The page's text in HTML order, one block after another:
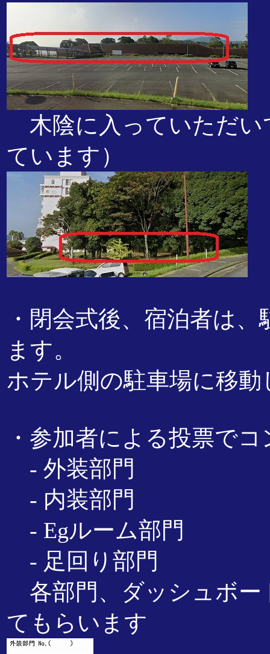
木陰に入っていただい
ています）
・閉会式後、宿泊者は
ます。
ホテル側の駐車場に移動
・参加者による投票で
- 外装部門
- 内装部門
- Egルーム部門
- 足回り部門
各部門、ダッシュボー
てもらいます